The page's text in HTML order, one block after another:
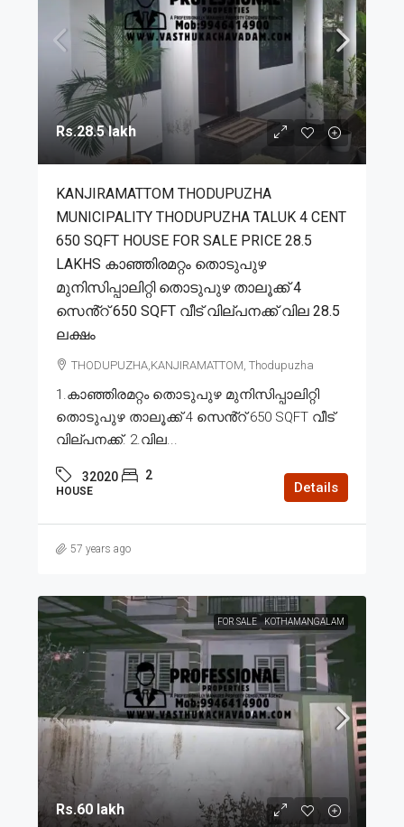
Rs.28.5 lakh
KANJIRAMATTOM THODUPUZHA
MUNICIPALITY THODUPUZHA TALUK 4 CENT
650 SQFT HOUSE FOR SALE PRICE 28.5
LAKHS കാഞ്ഞിരമറ്റം തൊടുപുഴ
മുനിസിപ്പാലിറ്റി തൊടുപുഴ താലൂക്ക് 4
സെൻ്റ് 650 SQFT വീട് വില്പനക്ക് വില 28.5
ലക്ഷം
THODUPUZHA,KANJIRAMATTOM, Thodupuzha
1.കാഞ്ഞിരമറ്റം തൊടുപുഴ മുനിസിപ്പാലിറ്റി
തൊടുപുഴ താലൂക്ക് 4 സെൻ്റ് 650 SQFT വീട്
വില്പനക്ക്. 2.വില...
32020 2
HOUSE Details
57 years ago
FOR SALE KOTHAMANGALAM
Rs.60 lakh